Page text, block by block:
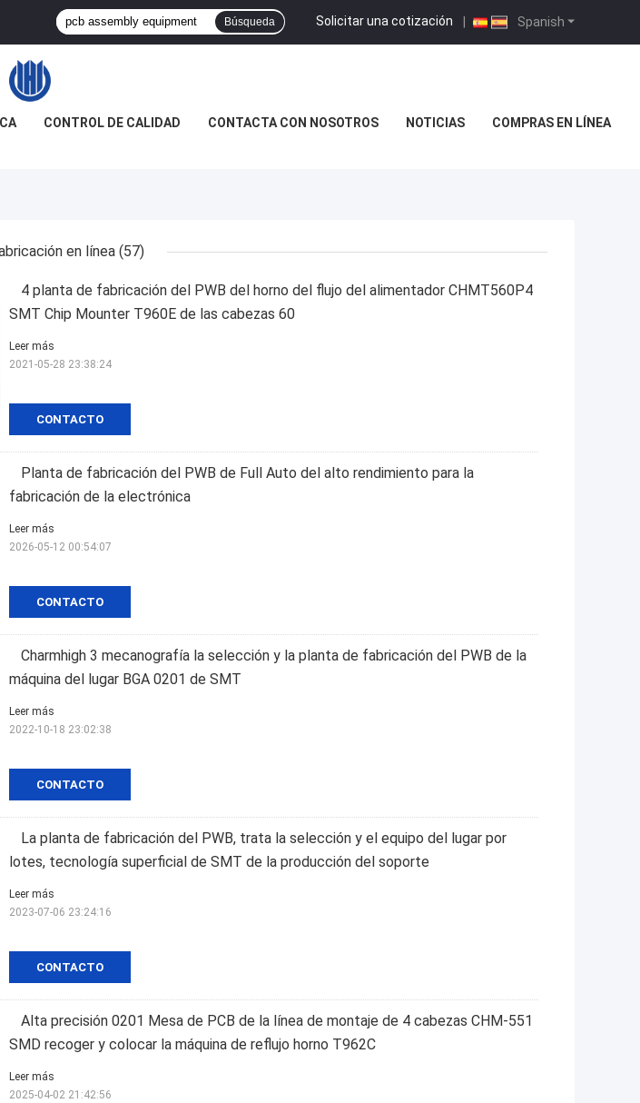
Spanish
Solicitar una cotización |
Búsqueda
CONTROL DE CALIDAD CONTACTA CON NOSOTROS NOTICIAS COMPRAS EN LÍNEA
en línea (57)
4 planta de fabricación del PWB del horno del flujo del alimentador CHMT560P4
SMT Chip Mounter T960E de las cabezas 60
CONTACTO
Leer más
2021-05-28 23:38:24
Planta de fabricación del PWB de Full Auto del alto rendimiento para la
fabricación de la electrónica
CONTACTO
Leer más
2026-05-12 00:54:07
Charmhigh 3 mecanografía la selección y la planta de fabricación del PWB de la
máquina del lugar BGA 0201 de SMT
CONTACTO
Leer más
2022-10-18 23:02:38
La planta de fabricación del PWB, trata la selección y el equipo del lugar por
lotes, tecnología superficial de SMT de la producción del soporte
CONTACTO
Leer más
2023-07-06 23:24:16
Alta precisión 0201 Mesa de PCB de la línea de montaje de 4 cabezas CHM-551
SMD recoger y colocar la máquina de reflujo horno T962C
Leer más
2025-04-02 21:42:56